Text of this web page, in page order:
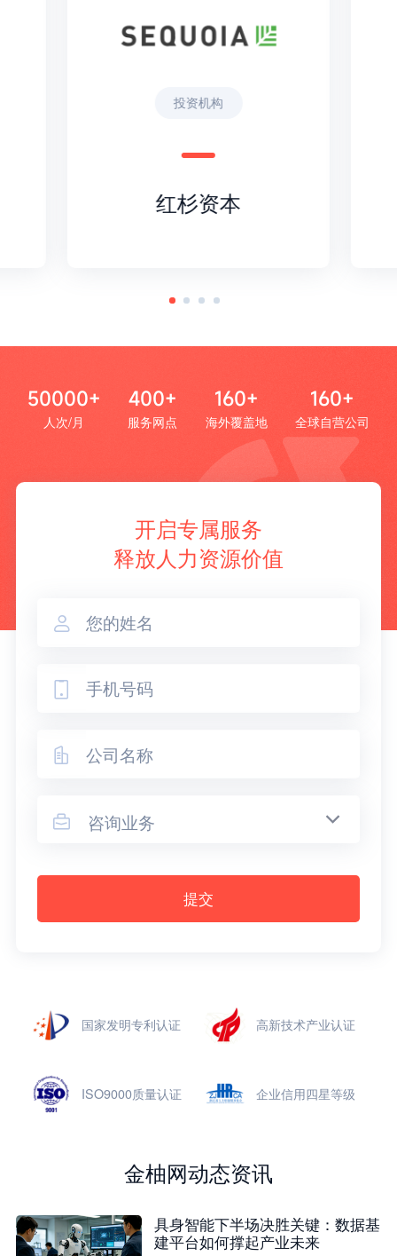
投资机构
红杉资本
50000+
人次/月
400+
服务网点
160+
海外覆盖地
160+
全球自营公司
开启专属服务
释放人力资源价值



 咨询业务
提交
国家发明专利认证 高新技术产业认证
ISO9000质量认证 企业信用四星等级
金柚网动态资讯
具身智能下半场决胜关键：数据基
建平台如何撑起产业未来